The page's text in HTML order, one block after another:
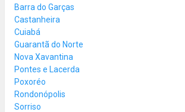
Barra do Garças
Castanheira
Cuiabá
Guarantã do Norte
Nova Xavantina
Pontes e Lacerda
Poxoréo
Rondonópolis
Sorriso